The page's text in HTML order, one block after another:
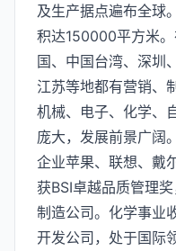
及生产据点遍布全球
积达150000平方米
国、中国台湾、深圳
江苏等地都有营销、
机械、电子、化学、
庞大，发展前景广阔
企业苹果、联想、戴
获BSI卓越品质管理
制造公司。化学事业
开发公司，处于国际